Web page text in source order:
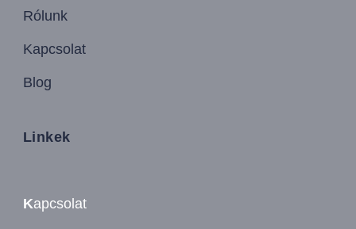
Rólunk
Kapcsolat
Blog
Linkek
Kapcsolat